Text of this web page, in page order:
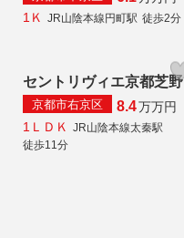
1Ｋ JR山陰本線円町駅 徒歩2分
セントリヴィエ京都芝野
京都市右京区 8.4万万円
1ＬＤＫ
JR山陰本線太秦駅
徒歩11分